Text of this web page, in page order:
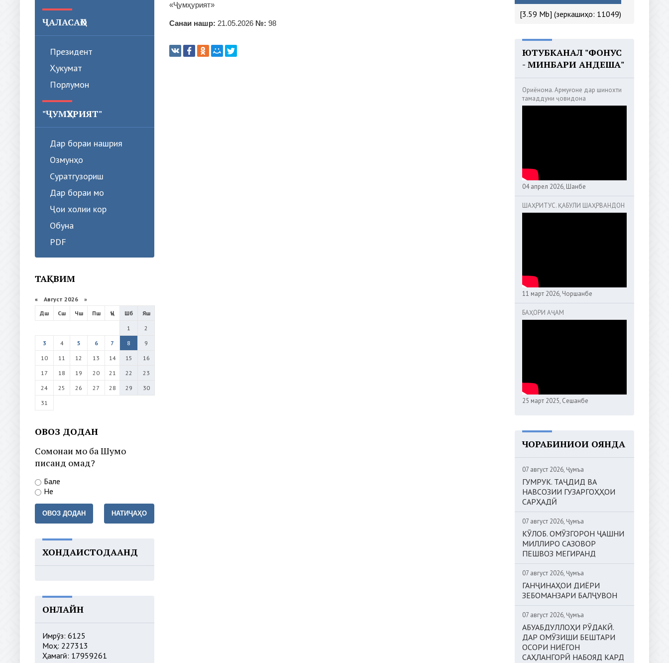
ҶАЛАСАҲО
Президент
Ҳукумат
Порлумон
"ҶУМҲУРИЯТ"
Дар бораи нашрия
Озмунҳо
Суратгузориш
Дар бораи мо
Ҷои холии кор
Обуна
PDF
ТАҚВИМ
« Август 2026 »
Дш
Сш Чш Пш Ҷъ Шб
Яш
1
2
3
4 5 6 7 8
9
10
11 12 13 14 15
16
17
18 19 20 21 22
23
24
25 26 27 28 29
30
31
ОВОЗ ДОДАН
Сомонаи мо ба Шумо
писанд омад?
Бале
Не
ОВОЗ ДОДАН НАТИҶАҲО
ХОНДАИСТОДААНД
ОНЛАЙН
Имрӯз: 6125
Моҳ: 227313
Ҳамагӣ: 17959261
«Ҷумҳурият»
Санаи нашр: 21.05.2026 №: 98
[3.59 Mb] (зеркашиҳо: 11049)
ЮТУБКАНАЛ "ФОНУС
- МИНБАРИ АНДЕША"
Ориёнома. Армуғоне дар шинохти
тамаддуни ҷовидона
04 апрел 2026, Шанбе
ШАҲРИТУС. ҚАБУЛИ ШАҲРВАНДОН
11 март 2026, Чоршанбе
БАҲОРИ АҶАМ
25 март 2025, Сешанбе
ЧОРАБИНИҲОИ ОЯНДА
07 август 2026, Ҷумъа
ГУМРУК. ТАҶДИД ВА
НАВСОЗИИ ГУЗАРГОҲҲОИ
САРҲАДӢ
07 август 2026, Ҷумъа
КӮЛОБ. ОМӮЗГОРОН ҶАШНИ
МИЛЛИРО САЗОВОР
ПЕШВОЗ МЕГИРАНД
07 август 2026, Ҷумъа
ГАНҶИНАҲОИ ДИЁРИ
ЗЕБОМАНЗАРИ БАЛҶУВОН
07 август 2026, Ҷумъа
АБУАБДУЛЛОҲИ РӮДАКӢ.
ДАР ОМӮЗИШИ БЕШТАРИ
ОСОРИ НИЁГОН
САҲЛАНГОРӢ НАБОЯД КАРД